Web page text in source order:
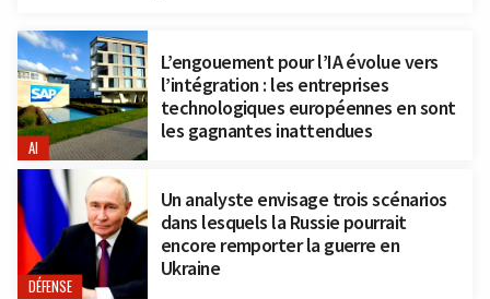
AI
L’engouement pour l’IA évolue vers
l’intégration : les entreprises
technologiques européennes en sont
les gagnantes inattendues
DÉFENSE
Un analyste envisage trois scénarios
dans lesquels la Russie pourrait
encore remporter la guerre en
Ukraine